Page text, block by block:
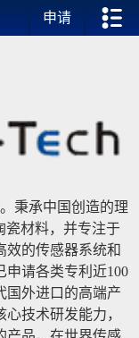
申请
秉承中国创造的理
瓷材料，并专注于
效的传感器系统和
申请各类专利近100
国外进口的高端产
技术研发能力，